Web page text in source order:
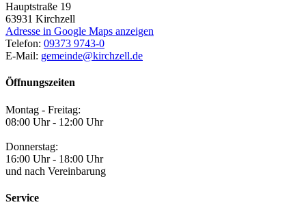
Hauptstraße 19
63931 Kirchzell
Adresse in Google Maps anzeigen
Telefon: 09373 9743-0
E-Mail: gemeinde@kirchzell.de
Öffnungszeiten
Montag - Freitag:
08:00 Uhr - 12:00 Uhr
Donnerstag:
16:00 Uhr - 18:00 Uhr
und nach Vereinbarung
Service